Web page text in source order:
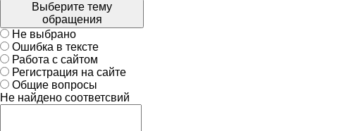
Выберите тему
обращения
Не выбрано
Ошибка в тексте
Работа с сайтом
Регистрация на сайте
Общие вопросы
Не найдено соответсвий